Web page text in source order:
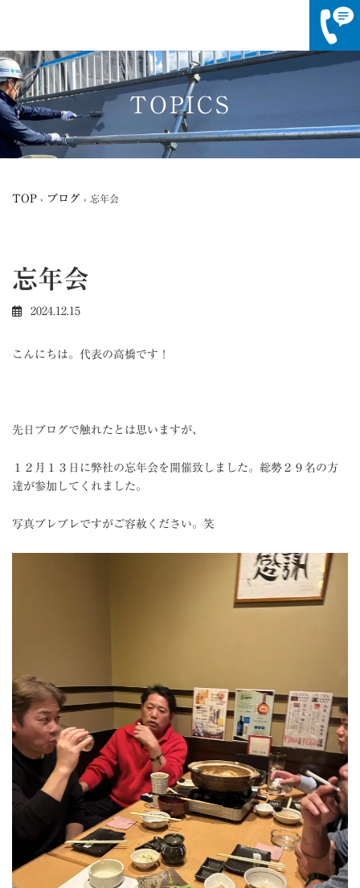
コ
ン
テ
ン
ツ
ス
ナ
ビ
ゲ
ー
シ
ン
TOPICS
TOP › ブログ › 忘年会
忘年会
2024.12.15
こんにちは。代表の高橋です！
先日ブログで触れたとは思いますが、
１２月１３日に弊社の忘年会を開催致しました。総勢２９名の方
達が参加してくれました。
写真ブレブレですがご容赦ください。笑